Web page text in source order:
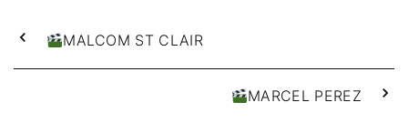
MALCOM ST CLAIR
MARCEL PEREZ